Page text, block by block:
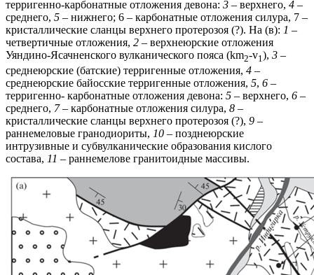
терригенно-карбонатные отложения девона: 3 – верхнего, 4 –
среднего, 5 – нижнего; 6 – карбонатные отложения силура, 7 –
кристаллические сланцы верхнего протерозоя (?). На (в): 1 –
четвертичные отложения, 2 – верхнеюрские отложения
Уяндино-Ясачненского вулканического пояса (km2-v1), 3 –
среднеюрские (батские) терригенные отложения, 4 –
среднеюрские байосские терригенные отложения, 5, 6 –
терригенно- карбонатные отложения девона: 5 – верхнего, 6 –
среднего, 7– карбонатные отложения силура, 8 –
кристаллические сланцы верхнего протерозоя (?), 9 –
раннемеловые гранодиориты, 10 – позднеюрские
интрузивные и субвулканические образования кислого
состава, 11 – раннемелове гранитоидные массивы.